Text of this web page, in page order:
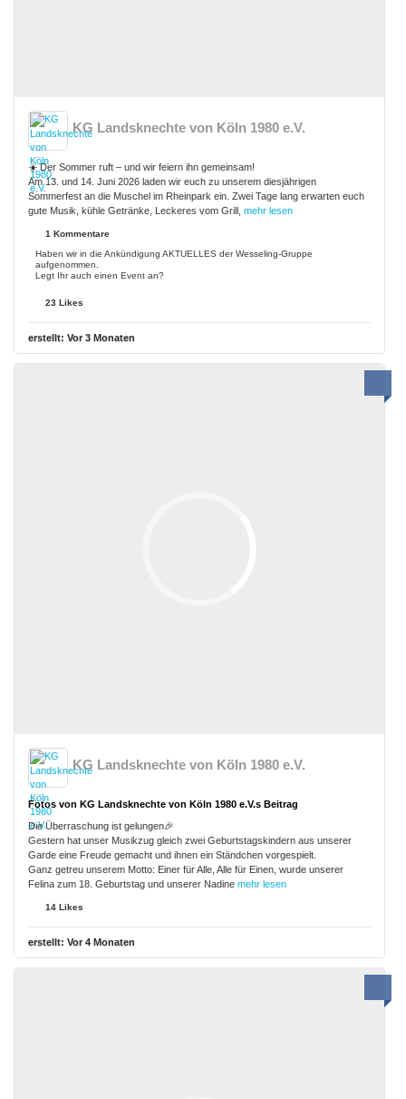
KG Landsknechte von Köln 1980 e.V.
☀️ Der Sommer ruft – und wir feiern ihn gemeinsam!
Am 13. und 14. Juni 2026 laden wir euch zu unserem diesjährigen
Sommerfest an die Muschel im Rheinpark ein. Zwei Tage lang erwarten euch
gute Musik, kühle Getränke, Leckeres vom Grill, mehr lesen
1 Kommentare
Haben wir in die Ankündigung AKTUELLES der Wesseling-Gruppe
aufgenommen.
Legt Ihr auch einen Event an?
23 Likes
erstellt: Vor 3 Monaten
KG Landsknechte von Köln 1980 e.V.
Fotos von KG Landsknechte von Köln 1980 e.V.s Beitrag
Die Überraschung ist gelungen🎉
Gestern hat unser Musikzug gleich zwei Geburtstagskindern aus unserer
Garde eine Freude gemacht und ihnen ein Ständchen vorgespielt.
Ganz getreu unserem Motto: Einer für Alle, Alle für Einen, wurde unserer
Felina zum 18. Geburtstag und unserer Nadine mehr lesen
14 Likes
erstellt: Vor 4 Monaten